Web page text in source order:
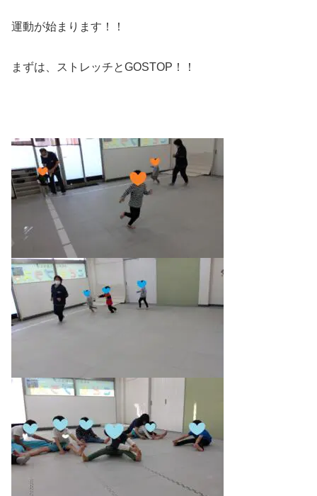
運動が始まります！！
まずは、ストレッチとGOSTOP！！